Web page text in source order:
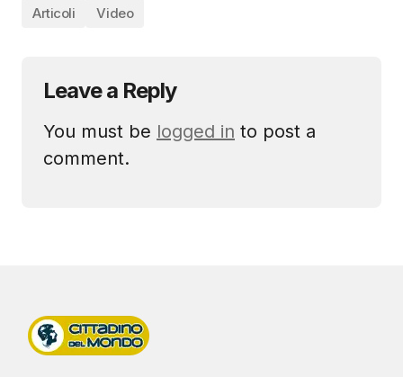
Articoli Video
Leave a Reply
You must be logged in to post a
comment.